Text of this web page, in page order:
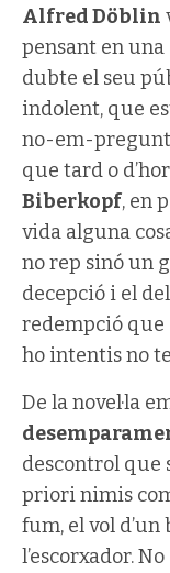
Alfred Döblin
pensant en
dubte el seu
indolent, que
no-em-
que tard o
Biberkopf, en
vida alguna
no rep sinó un
decepció i el
redempció que
ho intentis no
De la novel·la
descontrol que
priori nimis
fum, el vol
l’escorxador.